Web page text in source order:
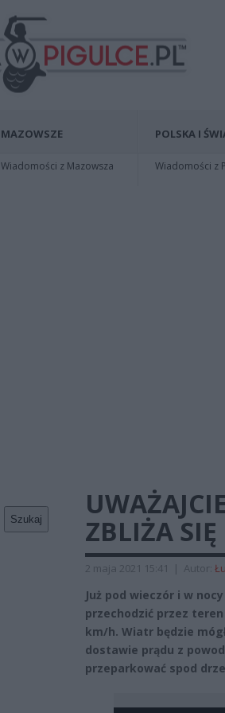
MAZOWSZE
Wiadomości z Mazowsza
POLSKA I
Wiadomości z
Szukaj
ZBLIŻA
2 maja 2021 15:41 | Autor:
Już pod wieczór i w
przechodzić przez
km/h. Wiatr będzie
dostawie prądu z
przeparkować spod